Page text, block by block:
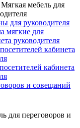
Мягкая мебель для
для руководителя
мягкие для
руководителя
кабинета
кабинета
и совещаний
для переговоров и